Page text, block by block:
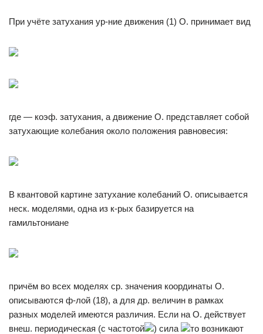
При учёте затухания ур-ние движения (1) О. принимает вид
где — коэф. затухания, а движение О. представляет собой
затухающие колебания около положения равновесия:
В квантовой картине затухание колебаний О. описывается
неск. моделями, одна из к-рых базируется на
гамильтониане
причём во всех моделях ср. значения координаты О.
описываются ф-лой (18), а для др. величин в рамках
разных моделей имеются различия. Если на О. действует
внеш. периодическая (с частотой
) сила
то возникают